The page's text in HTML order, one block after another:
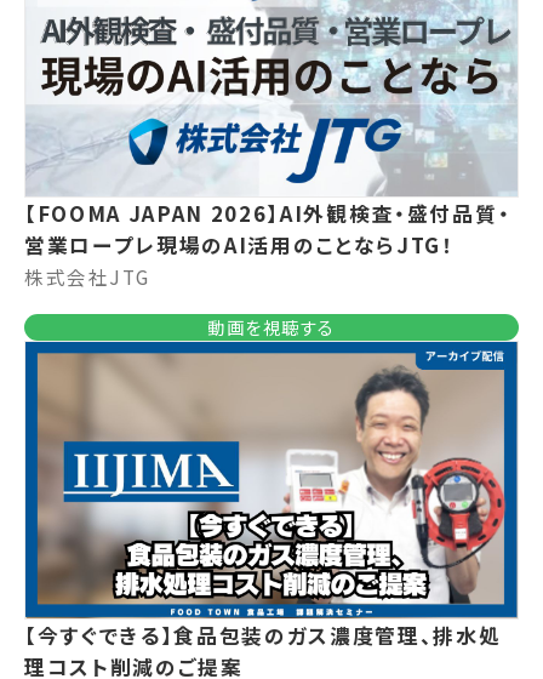
【FOOMA JAPAN 2026】AI外観検査・盛付品質・
営業ロープレ現場のAI活用のことならJTG！
株式会社JTG
動画を視聴する
【今すぐできる】食品包装のガス濃度管理、排水処
理コスト削減のご提案